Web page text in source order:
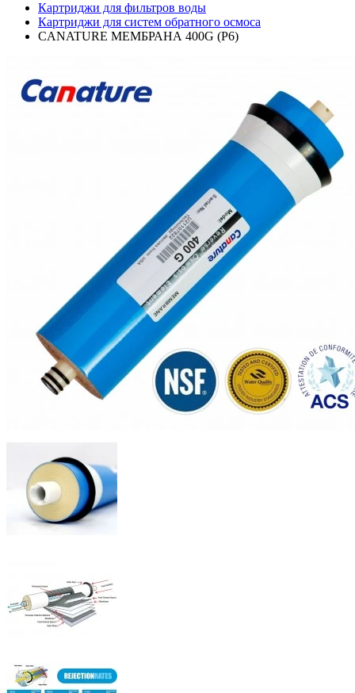
Картриджи для фильтров воды
Картриджи для систем обратного осмоса
CANATURE МЕМБРАНА 400G (P6)